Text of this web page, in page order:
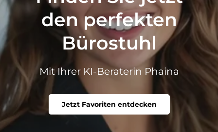
den perfekten
Bürostuhl
Mit Ihrer KI-Beraterin Phaina
Jetzt Favoriten entdecken